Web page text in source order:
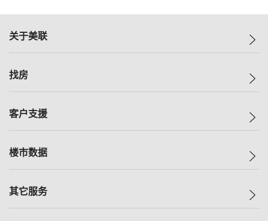
关于美联
美联集团
人才招募
找房
一手新房
减价
美联豪宅
独家楼盘
客户支援
自助放盘
查询热线
楼市数据
指数
其它服务